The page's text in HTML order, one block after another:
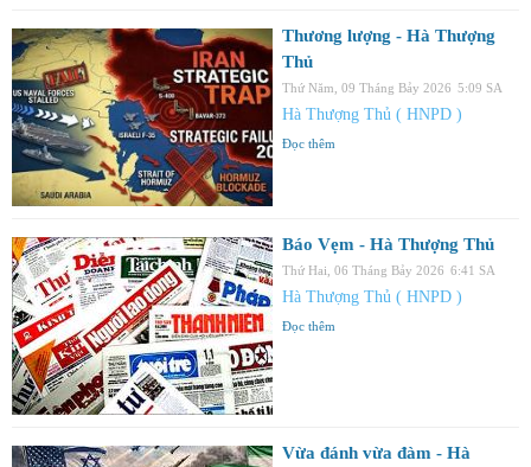
Thương lượng - Hà Thượng
Thủ
Thứ Năm, 09 Tháng Bảy 2026 5:09 SA
Hà Thượng Thủ ( HNPD )
Đọc thêm
Báo Vẹm - Hà Thượng Thủ
Thứ Hai, 06 Tháng Bảy 2026 6:41 SA
Hà Thượng Thủ ( HNPD )
Đọc thêm
Vừa đánh vừa đàm - Hà